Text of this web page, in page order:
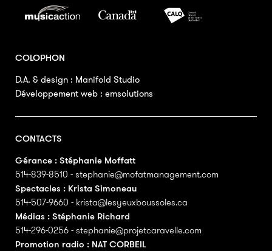
COLOPHON
D.A. & design : Manifold Studio
Développement web : emsolutions
CONTACTS
Gérance : Stéphanie Moffatt
514-839-8510 - stephanie@mofatmanagement.com
Spectacles : Krista Simoneau
514-507-9660 - krista@lesyeuxboussoles.ca
Médias : Stéphanie Richard
514-296-0256 - stephanie@projetcaravelle.com
Promotion radio : NAT CORBEIL